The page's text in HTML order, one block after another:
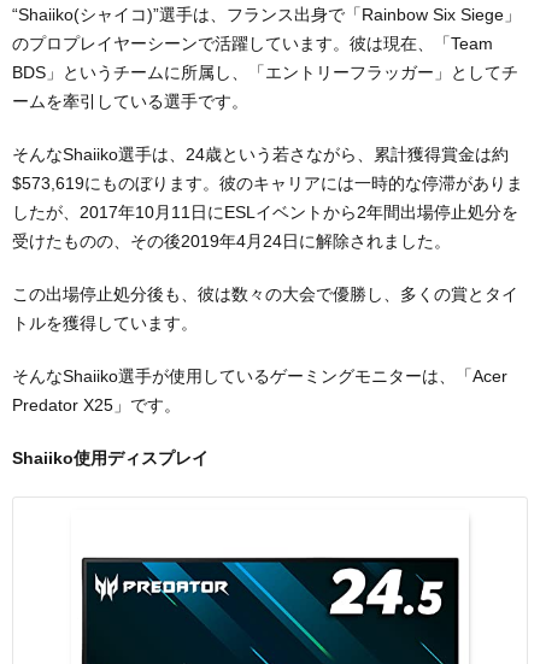
“Shaiiko(シャイコ)”選手は、フランス出身で「Rainbow Six Siege」
のプロプレイヤーシーンで活躍しています。彼は現在、「Team
BDS」というチームに所属し、「エントリーフラッガー」としてチ
ームを牽引している選手です。
そんなShaiiko選手は、24歳という若さながら、累計獲得賞金は約
$573,619にものぼります。彼のキャリアには一時的な停滞がありま
したが、2017年10月11日にESLイベントから2年間出場停止処分を
受けたものの、その後2019年4月24日に解除されました。
この出場停止処分後も、彼は数々の大会で優勝し、多くの賞とタイ
トルを獲得しています。
そんなShaiiko選手が使用しているゲーミングモニターは、「Acer
Predator X25」です。
Shaiiko使用ディスプレイ